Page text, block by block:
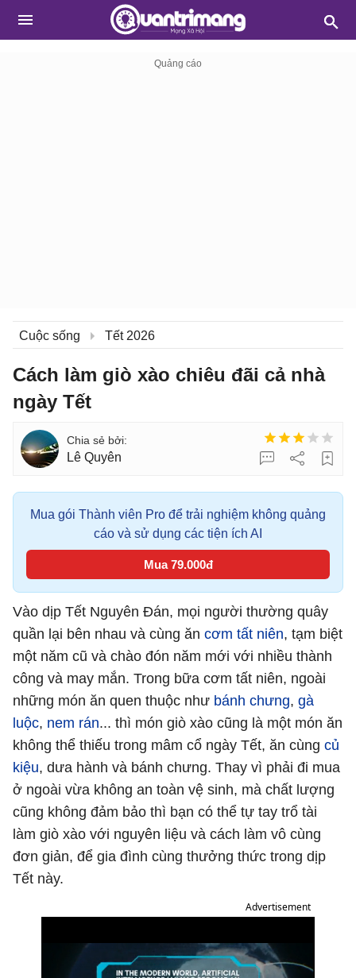
Cuộc sống Tết 2026
Cách làm giò xào chiêu đãi cả nhà
ngày Tết
Lê Quyên
Mua gói Thành viên Pro để trải nghiệm không quảng
cáo và sử dụng các tiện ích AI
Mua 79.000đ
Vào dịp Tết Nguyên Đán, mọi người thường quây
quần lại bên nhau và cùng ăn cơm tất niên, tạm biệt
một năm cũ và chào đón năm mới với nhiều thành
công và may mắn. Trong bữa cơm tất niên, ngoài
những món ăn quen thuộc như bánh chưng, gà
luộc, nem rán... thì món giò xào cũng là một món ăn
không thể thiếu trong mâm cổ ngày Tết, ăn cùng củ
kiệu, dưa hành và bánh chưng. Thay vì phải đi mua
ở ngoài vừa không an toàn vệ sinh, mà chất lượng
cũng không đảm bảo thì bạn có thể tự tay trổ tài
làm giò xào với nguyên liệu và cách làm vô cùng
đơn giản, để gia đình cùng thưởng thức trong dịp
Tết này.
Advertisement